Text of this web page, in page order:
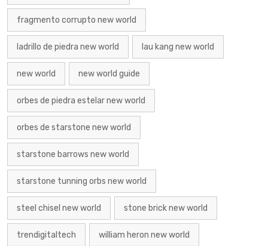
fragmento corrupto new world
ladrillo de piedra new world lau kang new world
new world new world guide
orbes de piedra estelar new world
orbes de starstone new world
starstone barrows new world
starstone tunning orbs new world
steel chisel new world stone brick new world
trendigitaltech william heron new world